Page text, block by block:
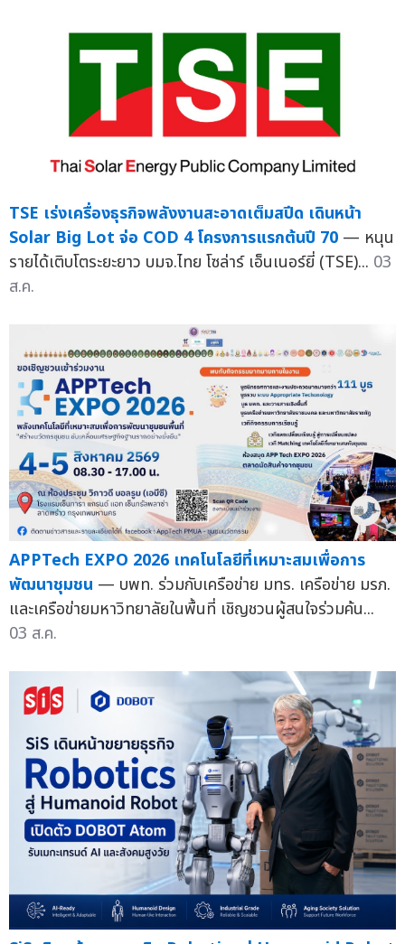
TSE เร่งเครื่องธุรกิจพลังงานสะอาดเต็มสปีด เดินหน้า
Solar Big Lot จ่อ COD 4 โครงการแรกต้นปี 70 — หนุน
รายได้เติบโตระยะยาว บมจ.ไทย โซล่าร์ เอ็นเนอร์ยี่ (TSE)... 03
ส.ค.
APPTech EXPO 2026 เทคโนโลยีที่เหมาะสมเพื่อการ
พัฒนาชุมชน — บพท. ร่วมกับเครือข่าย มทร. เครือข่าย มรภ.
และเครือข่ายมหาวิทยาลัยในพื้นที่ เชิญชวนผู้สนใจร่วมค้น...
03 ส.ค.